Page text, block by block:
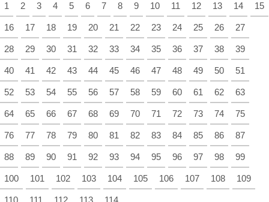
1 2 3 4 5 6 7 8 9 10 11 12 13 14 15
16 17 18 19 20 21 22 23 24 25 26 27
28 29 30 31 32 33 34 35 36 37 38 39
40 41 42 43 44 45 46 47 48 49 50 51
52 53 54 55 56 57 58 59 60 61 62 63
64 65 66 67 68 69 70 71 72 73 74 75
76 77 78 79 80 81 82 83 84 85 86 87
88 89 90 91 92 93 94 95 96 97 98 99
100 101 102 103 104 105 106 107 108 109
110 111 112 113 114